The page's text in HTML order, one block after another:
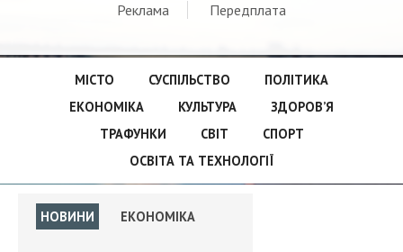
Реклама
Передплата
МІСТО СУСПІЛЬСТВО
ПОЛІТИКА
ЕКОНОМІКА
КУЛЬТУРА
ЗДОРОВ’Я
ТРАФУНКИ
СВІТ
СПОРТ
ОСВІТА ТА ТЕХНОЛОГІЇ
НОВИНИ ЕКОНОМІКА